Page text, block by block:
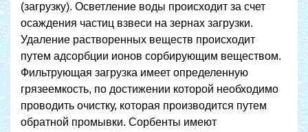
(загрузку). Осветление воды происходит за счет
осаждения частиц взвеси на зернах загрузки.
Удаление растворенных веществ происходит
путем адсорбции ионов сорбирующим веществом.
Фильтрующая загрузка имеет определенную
грязеемкость, по достижении которой необходимо
проводить очистку, которая производится путем
обратной промывки. Сорбенты имеют